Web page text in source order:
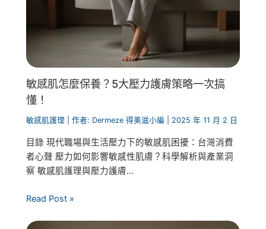
敏感肌怎麼保養？5大壓力護膚策略一次搞
懂！
敏感肌護理 | 作者: Dermeze 得美滋小編 2025 年 11 月 2 日
目錄 現代職場與生活壓力下的敏感肌困擾：台灣消費
者心聲 壓力如何影響敏感性肌膚？科學解析與產業洞
察 敏感肌護理與壓力護膚...
Read Post »